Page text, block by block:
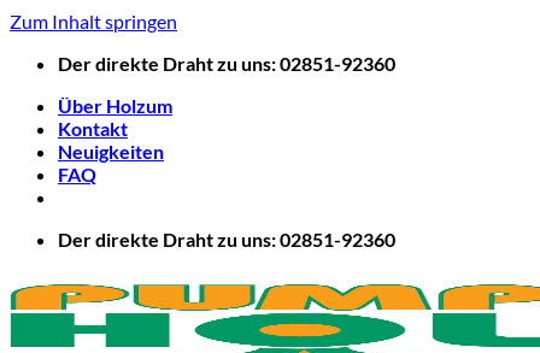
Zum Inhalt springen
Der direkte Draht zu uns: 02851-92360
Über Holzum
Kontakt
Neuigkeiten
FAQ
Der direkte Draht zu uns: 02851-92360